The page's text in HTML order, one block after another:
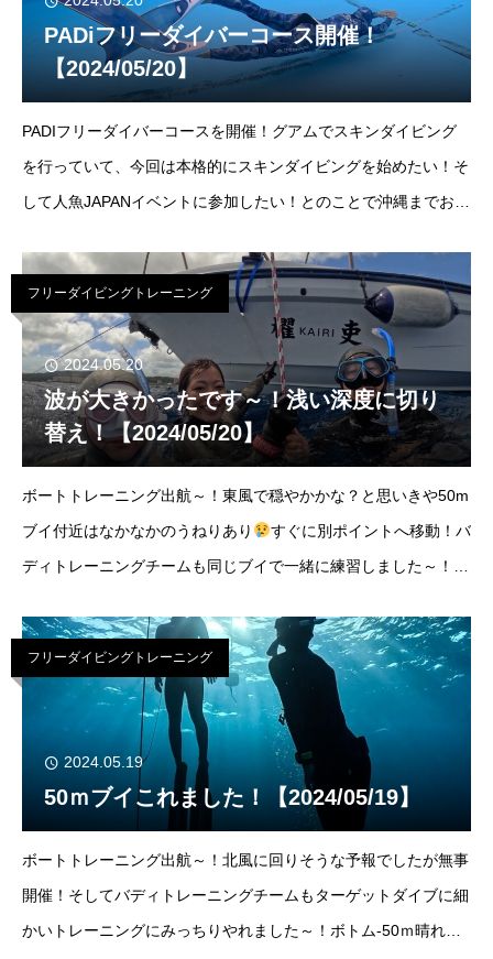
PADiフリーダイバーコース開催！
【2024/05/20】
PADIフリーダイバーコースを開催！グアムでスキンダイビング
を行っていて、今回は本格的にスキンダイビングを始めたい！そ
して人魚JAPANイベントに参加したい！とのことで沖縄までお越
っつり練習！明日はいよい
フリーダイビングトレーニング
2024.05.20
波が大きかったです～！浅い深度に切り
替え！【2024/05/20】
ボートトレーニング出航～！東風で穏やかかな？と思いきや50m
ブイ付近はなかなかのうねりあり
すぐに別ポイントへ移動！バ
ディトレーニングチームも同じブイで一緒に練習しました～！そ
かたや、潜り方も経験ですね。明日も浅い水深で
フリーダイビングトレーニング
2024.05.19
50ｍブイこれました！【2024/05/19】
ボートトレーニング出航～！北風に回りそうな予報でしたが無事
開催！そしてバディトレーニングチームもターゲットダイブに細
かいトレーニングにみっちりやれました～！ボトム-50ｍ晴れ北